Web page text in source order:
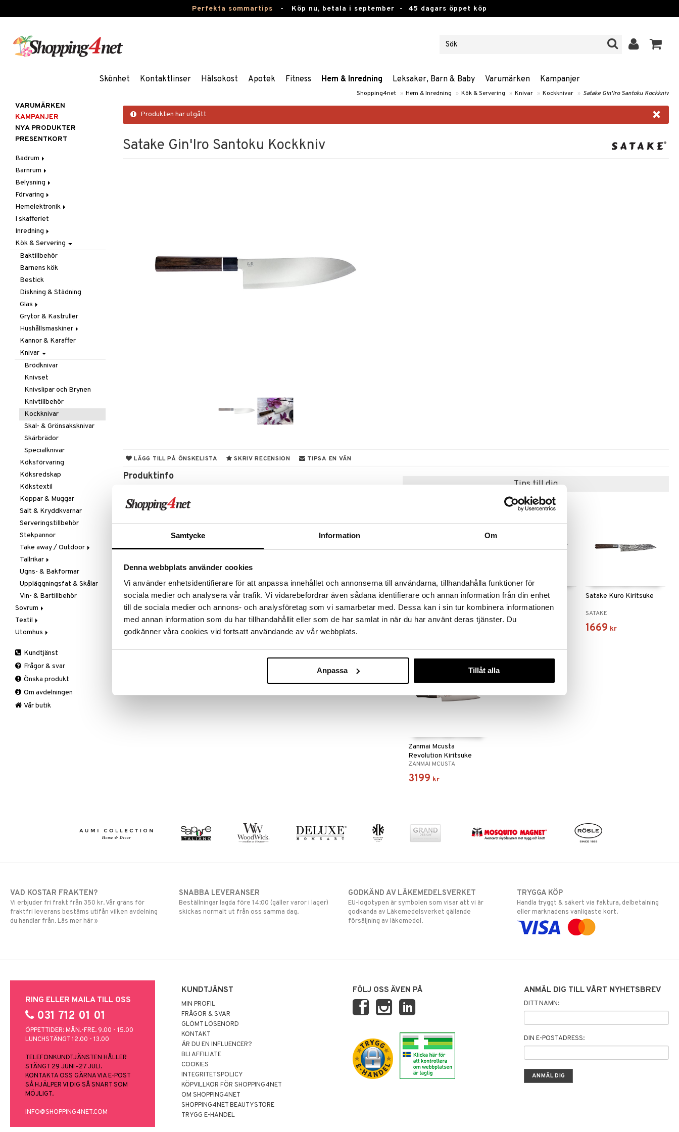
Samtycke Information Om
Denna webbplats använder cookies
Vi använder enhetsidentifierare för att anpassa innehållet och annonserna till användarna, tillhandahålla funktioner för
sociala medier och analysera vår trafik. Vi vidarebefordrar även sådana identifierare och annan information från din enhet
till de sociala medier och annons- och analysföretag som vi samarbetar med. Dessa kan i sin tur kombinera informationen
med annan information som du har tillhandahållit eller som de har samlat in när du har använt deras tjänster. Du
godkänner våra cookies vid fortsatt användande av vår webbplats.
Anpassa Tillåt alla
Perfekta sommartips - Köp nu, betala i september - 45 dagars öppet köp
Skönhet Kontaktlinser Hälsokost Apotek Fitness Hem & Inredning Leksaker, Barn & Baby Varumärken Kampanjer
Shopping4net » Hem & Inredning » Kök & Servering » Knivar » Kockknivar » Satake Gin'Iro Santoku Kockkniv
×
Produkten har utgått
Satake Gin'Iro Santoku Kockkniv
LÄGG TILL PÅ ÖNSKELISTA SKRIV RECENSION TIPSA EN VÄN
Produktinfo
högpolerade bladet med Mirror Finish. Bladet är gjort av Molybdenum Vanadium
(1K6M), rostfritt stål med en hårdhet på HRC58.
Handtaget har ett oktagonskaft som är en traditionell japansk utformning av
knivskaft. Skaftet är gjort av tre lager pakkaträ. Bladet är slipat åt två olika håll vilket
resulterar i en tunnare avslutning som innebär fantastisk skärpa och ger det en vacker
profil.
Senzo Gin'Iro Santoku 17 centimeter är en klassisk kockkniv i japansk stil.
Artikelnr
Tips till dig
Satake Ame Santoku kniv Satake Ame Skalkniv Satake Kuro Kiritsuke
SATAKE
1669 kr
Zanmai Mcusta
Revolution Kiritsuke
ZANMAI MCUSTA
3199 kr
VARUMÄRKEN
KAMPANJER
NYA PRODUKTER
PRESENTKORT
Badrum
Badrumsinredning
Badrumstextilier
Badrumstillbehör
Barnrum
Barnlampor
Barnmöbler
Barnrumsdekoration
Barnrumsförvaring
Barnrumstextilier
Belysning
Belysningstillbehör
Lampor
Bordslampor
Taklampor
LED-ljus
Ljuslyktor & Ljusstakar
Utomhusbelysning
Förvaring
Hängare & krokar
Hyllor
Småförvaring
Småförvaring & Korgar
Väskor
Hemelektronik
Ljud
I skafferiet
Inredning
Dekoration
Böcker
Figurer & Skulpturer
Klockor
Krukor
Metal Art
Väggdekorationer
Vaser
Doftljus & Doftspridare
Förvaring & Hyllor
Hängare & Krokar
Hyllor
Småförvaring & Korgar
Juldekoration
Ljuslyktor & Ljusstakar
Småmöbler
Kök & Servering
Baktillbehör
Barnens kök
Bestick
Diskning & Städning
Glas
Champagneglas
Dricksglas
Drink- & Cocktailglas
Ölglas
Snaps- & Avecglas
Vinglas
Whiskey- & Cognacglas
Grytor & Kastruller
Hushållsmaskiner
Brödrostar
Kaffe, Te & Espresso
Mixer & Elvispar
Övriga maskiner
Vattenkokare
Kannor & Karaffer
Knivar
Brödknivar
Knivset
Knivslipar och Brynen
Knivtillbehör
Kockknivar
Skal- & Grönsaksknivar
Skärbrädor
Specialknivar
Köksförvaring
Köksredskap
Kökstextil
Koppar & Muggar
Salt & Kryddkvarnar
Serveringstillbehör
Stekpannor
Take away / Outdoor
Flaskor
Matlådor
Termoskannor
Termosmuggar
Tallrikar
Assietter
Djupa tallrikar
Mattallrikar
Ugns- & Bakformar
Uppläggningsfat & Skålar
Vin- & Bartillbehör
Sovrum
Filtar & Plädar
Prydnadskuddar
Bäddset
Kuddar & Täcken
Lakan & Örngott
Tillbehör
Textil
Badrumstextilier
Filtar & Plädar
Kökstextilier
Mattor
Övrigt
Prydnadskuddar
Utomhus
Friluftsliv
Grill & Grilltillbehör
Krukor
Mygg- & insektsskydd
Picknick
Kundtjänst
Frågor & svar
Önska produkt
Om avdelningen
Vår butik
VAD KOSTAR FRAKTEN?
Vi erbjuder fri frakt från 350 kr. Vår gräns för
fraktfri leverans bestäms utifån vilken avdelning
du handlar från. Läs mer här »
SNABBA LEVERANSER
Beställningar lagda före 14:00 (gäller varor i lager)
skickas normalt ut från oss samma dag.
GODKÄND AV LÄKEMEDELSVERKET
EU-logotypen är symbolen som visar att vi är
godkända av Läkemedelsverket gällande
försäljning av läkemedel.
TRYGGA KÖP
Handla tryggt & säkert via faktura, delbetalning
eller marknadens vanligaste kort.
RING ELLER MAILA TILL OSS
031 712 01 01
ÖPPETTIDER: MÅN.-FRE. 9.00 - 15.00
LUNCHSTÄNGT 12.00 - 13.00
TELEFONKUNDTJÄNSTEN HÅLLER
STÄNGT 29 JUNI–27 JULI.
KONTAKTA OSS GÄRNA VIA E-POST
SÅ HJÄLPER VI DIG SÅ SNART SOM
MÖJLIGT.
INFO@SHOPPING4NET.COM
KUNDTJÄNST
MIN PROFIL
FRÅGOR & SVAR
GLÖMT LÖSENORD
KONTAKT
ÄR DU EN INFLUENCER?
BLI AFFILIATE
COOKIES
INTEGRITETSPOLICY
KÖPVILLKOR FÖR SHOPPING4NET
OM SHOPPING4NET
SHOPPING4NET BEAUTYSTORE
TRYGG E-HANDEL
FÖLJ OSS ÄVEN PÅ ANMÄL DIG TILL VÅRT NYHETSBREV
DITT NAMN:
DIN E-POSTADRESS: